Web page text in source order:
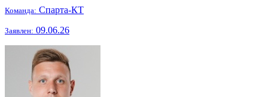
Команда: Спарта-КТ
Заявлен: 09.06.26